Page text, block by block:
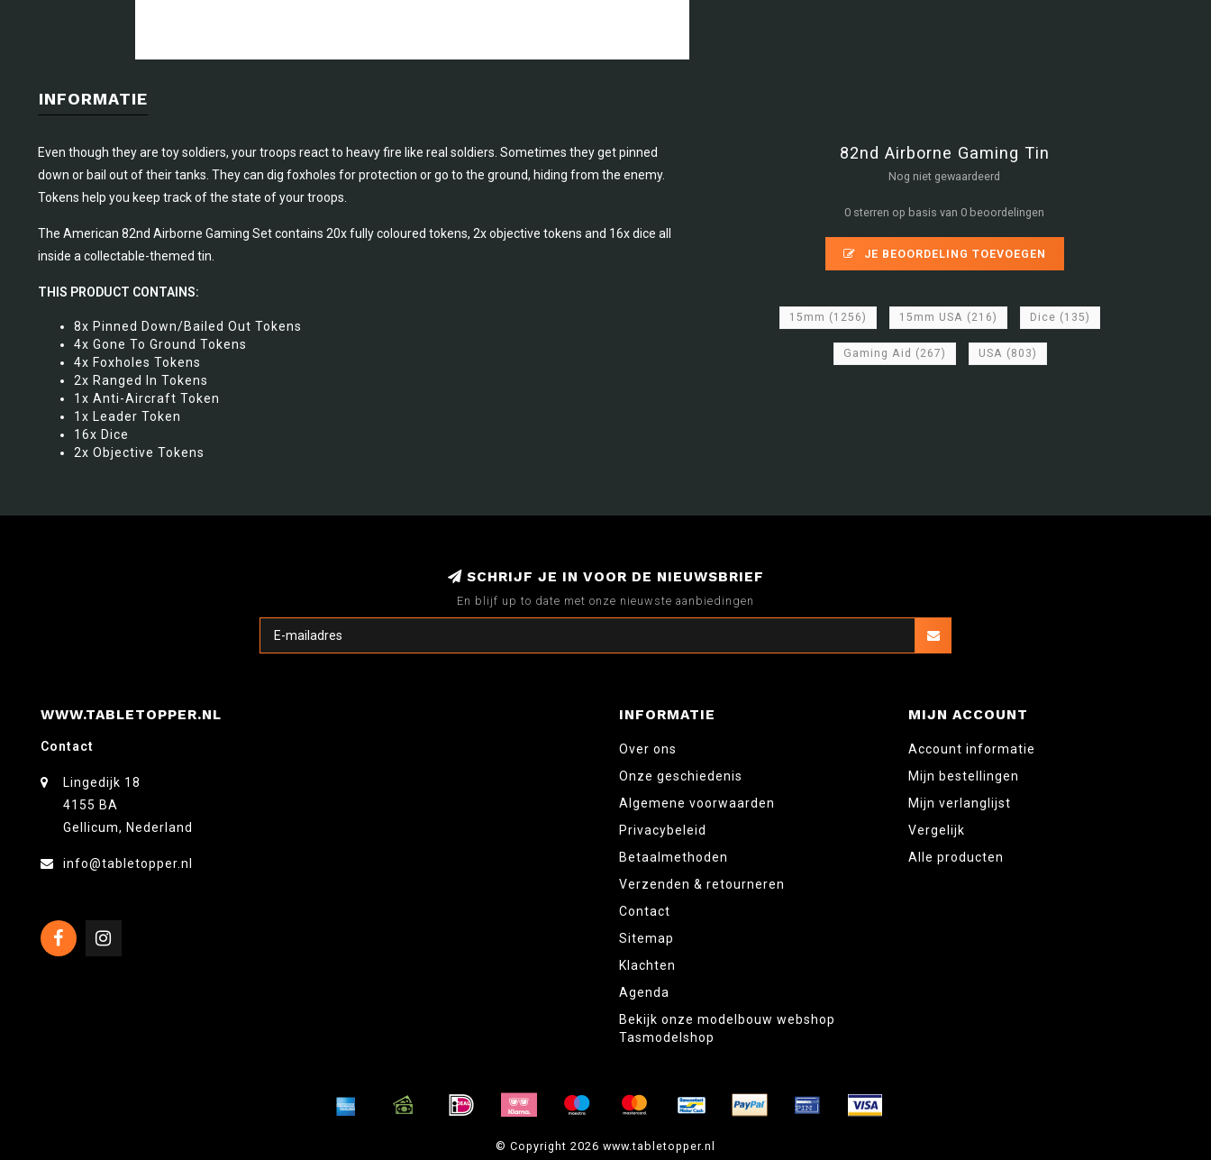
INFORMATIE
Even though they are toy soldiers, your troops react to heavy fire like real soldiers. Sometimes they get pinned
down or bail out of their tanks. They can dig foxholes for protection or go to the ground, hiding from the enemy.
Tokens help you keep track of the state of your troops.
The American 82nd Airborne Gaming Set contains 20x fully coloured tokens, 2x objective tokens and 16x dice all
inside a collectable-themed tin.
THIS PRODUCT CONTAINS:
8x Pinned Down/Bailed Out Tokens
4x Gone To Ground Tokens
4x Foxholes Tokens
2x Ranged In Tokens
1x Anti-Aircraft Token
1x Leader Token
16x Dice
2x Objective Tokens
82nd Airborne Gaming Tin
Nog niet gewaardeerd
0 sterren op basis van 0 beoordelingen
JE BEOORDELING TOEVOEGEN
15mm (1256) 15mm USA (216) Dice (135)
Gaming Aid (267) USA (803)
SCHRIJF JE IN VOOR DE NIEUWSBRIEF
En blijf up to date met onze nieuwste aanbiedingen
WWW.TABLETOPPER.NL
Contact
Lingedijk 18
4155 BA
Gellicum, Nederland
info@tabletopper.nl
INFORMATIE
Over ons
Onze geschiedenis
Algemene voorwaarden
Privacybeleid
Betaalmethoden
Verzenden & retourneren
Contact
Sitemap
Klachten
Agenda
Bekijk onze modelbouw webshop
Tasmodelshop
MIJN ACCOUNT
Account informatie
Mijn bestellingen
Mijn verlanglijst
Vergelijk
Alle producten
© Copyright 2026 www.tabletopper.nl